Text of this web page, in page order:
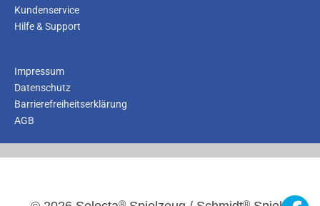
Kundenservice
Hilfe & Support
Impressum
Datenschutz
Barrierefreiheitserklärung
AGB